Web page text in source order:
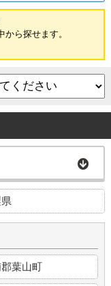
から探せます。
葉山町